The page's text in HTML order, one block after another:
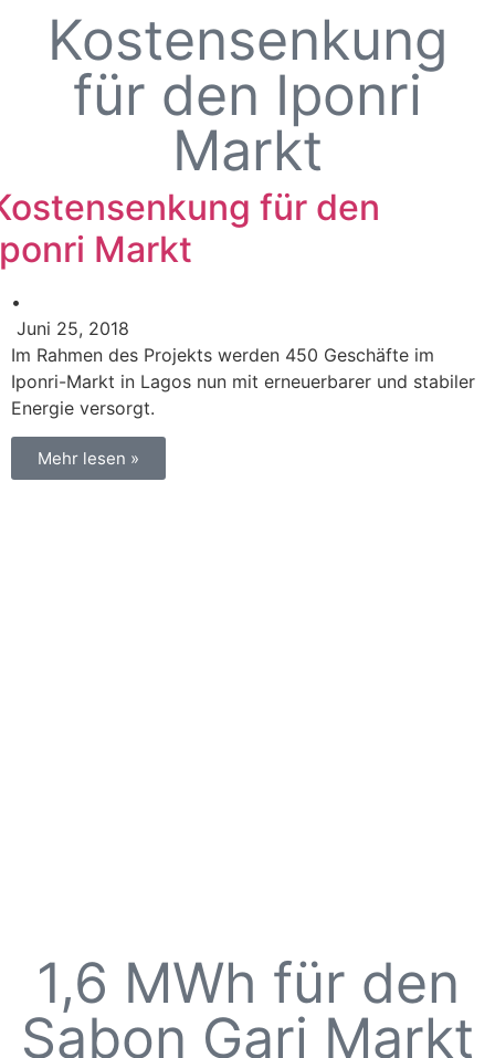
Kostensenkung
für den Iponri
Markt
für den
Markt
•
Juni 25, 2018
Im Rahmen des Projekts werden 450 Geschäfte im
Iponri-Markt in Lagos nun mit erneuerbarer und stabiler
Energie versorgt.
Mehr lesen »
1,6 MWh für den
Sabon Gari Markt